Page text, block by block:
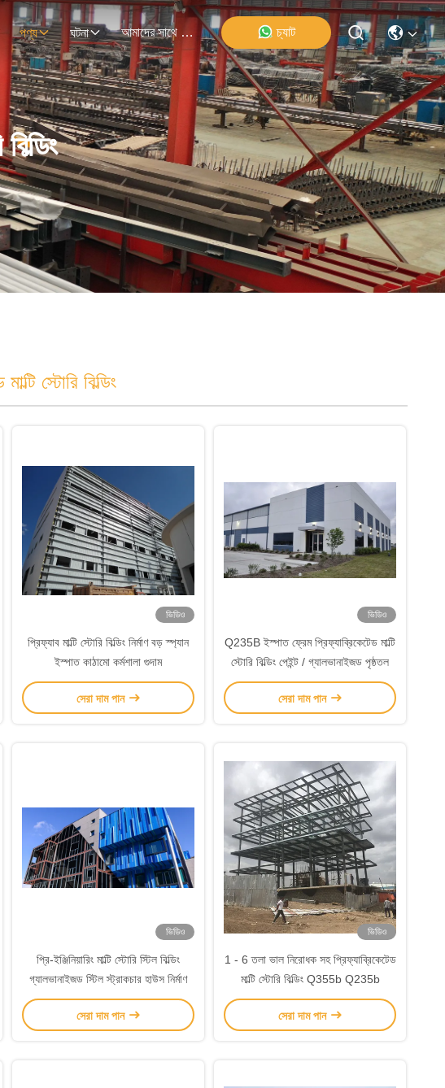
পণ্য ঘটনা আমাদের সাথে যোগাযোগ চ্যাট
স্টোরি বিল্ডিং
ভিডিও
প্রিফ্যাব মাল্টি স্টোরি বিল্ডিং নির্মাণ বড় স্প্যান
ইস্পাত কাঠামো কর্মশালা গুদাম
সেরা দাম পান
ভিডিও
Q235B ইস্পাত ফ্রেম প্রিফ্যাব্রিকেটেড মাল্টি
স্টোরি বিল্ডিং পেইন্ট / গ্যালভানাইজড পৃষ্ঠতল
সেরা দাম পান
ভিডিও
প্রি-ইঞ্জিনিয়ারিং মাল্টি স্টোরি স্টিল বিল্ডিং
গ্যালভানাইজড স্টিল স্ট্রাকচার হাউস নির্মাণ
সেরা দাম পান
ভিডিও
1 - 6 তলা ভাল নিরোধক সহ প্রিফ্যাব্রিকেটেড
মাল্টি স্টোরি বিল্ডিং Q355b Q235b
সেরা দাম পান